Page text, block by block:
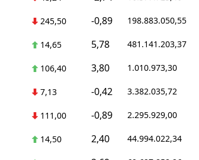
245,50 -0,89 198.883.050,55
14,65 5,78 481.141.203,37
106,40 3,80 1.010.973,30
7,13 -0,42 3.382.035,72
111,00 -0,89 2.295.929,00
14,50 2,40 44.994.022,34